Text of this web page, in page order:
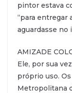
pintor estava
“para entregar
aguardasse no
AMIZADE
Ele, por sua
próprio uso.
Metropolitana